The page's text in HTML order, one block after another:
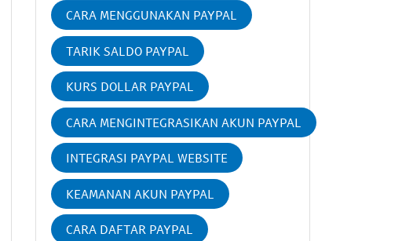
CARA MENGGUNAKAN PAYPAL
TARIK SALDO PAYPAL
KURS DOLLAR PAYPAL
CARA MENGINTEGRASIKAN AKUN PAYPAL
INTEGRASI PAYPAL WEBSITE
KEAMANAN AKUN PAYPAL
CARA DAFTAR PAYPAL